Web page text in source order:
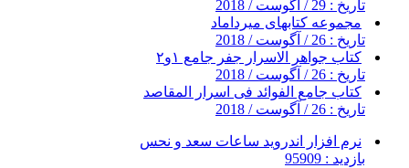
تاریخ : 29 / آگوست / 2018
مجموعه کتابهای میرداماد
تاریخ : 26 / آگوست / 2018
کتاب جواهر الاسرار جفر جامع ۱و۲
تاریخ : 26 / آگوست / 2018
کتاب جامع الفوائد فی اسرار المقاصد
تاریخ : 26 / آگوست / 2018
نرم افزار اندروید ساعات سعد و نحس
بازدید : 95909